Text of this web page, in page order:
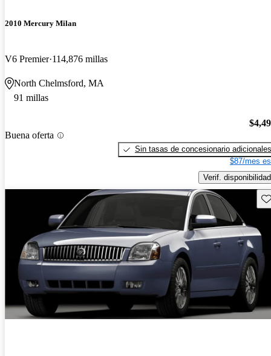
2010 Mercury Milan
V6 Premier 114,876 millas
North Chelmsford, MA
91 millas
Buena oferta
Sin tasas de concesionario adicionales
$87/mes
Verif. disponibilidad